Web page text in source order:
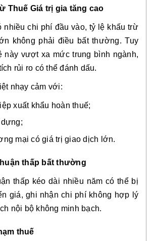
Thuế Giá trị gia tăng cao
nhiều chi phí đầu vào, tỷ lệ khấu trừ
không phải điều bất thường. Tuy
này vượt xa mức trung bình ngành,
rủi ro có thể đánh dấu.
nhạy cảm với:
xuất khẩu hoàn thuế;
mại có giá trị giao dịch lớn.
thấp bất thường
thấp kéo dài nhiều năm có thể bị
giá, ghi nhận chi phí không hợp lý
nội bộ không minh bạch.
thuế